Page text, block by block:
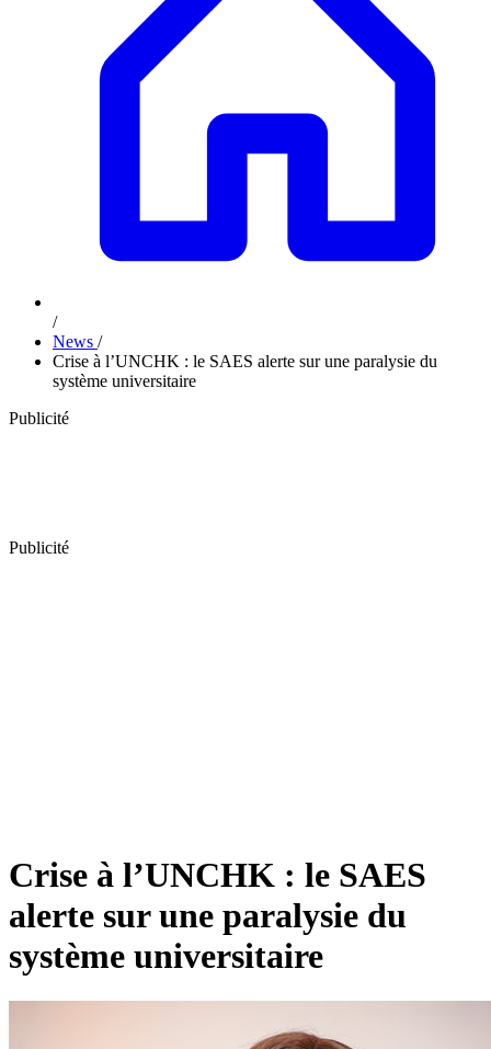
/
News /
Crise à l’UNCHK : le SAES alerte sur une paralysie du
système universitaire
Publicité
Publicité
Crise à l’UNCHK : le SAES
alerte sur une paralysie du
système universitaire